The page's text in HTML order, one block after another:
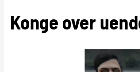
Konge over